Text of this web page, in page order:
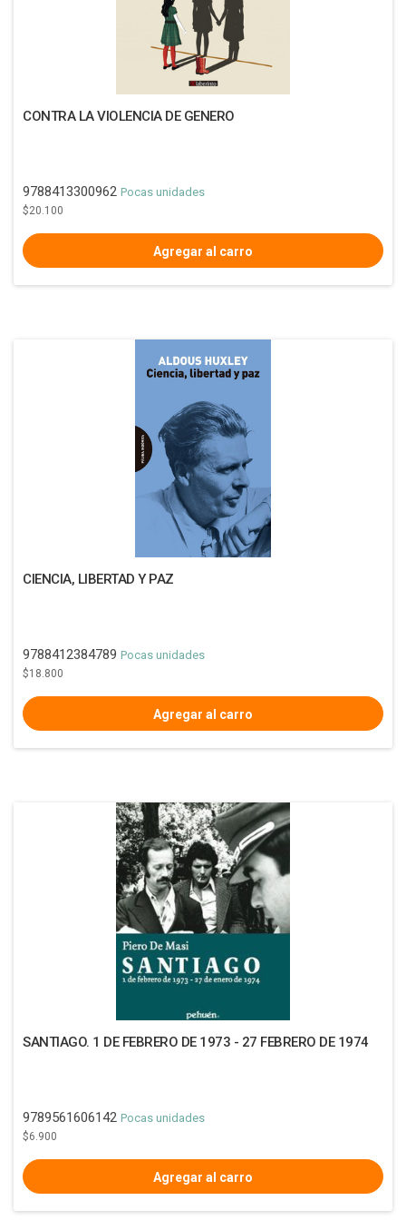
CONTRA LA VIOLENCIA DE GENERO
9788413300962 Pocas unidades
$20.100
CIENCIA, LIBERTAD Y PAZ
9788412384789 Pocas unidades
$18.800
SANTIAGO. 1 DE FEBRERO DE 1973 - 27 FEBRERO DE 1974
9789561606142 Pocas unidades
$6.900